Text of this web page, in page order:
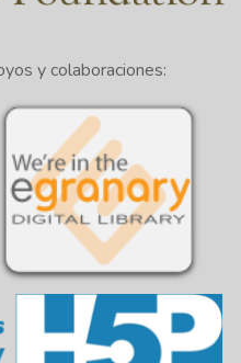
y colaboraciones: